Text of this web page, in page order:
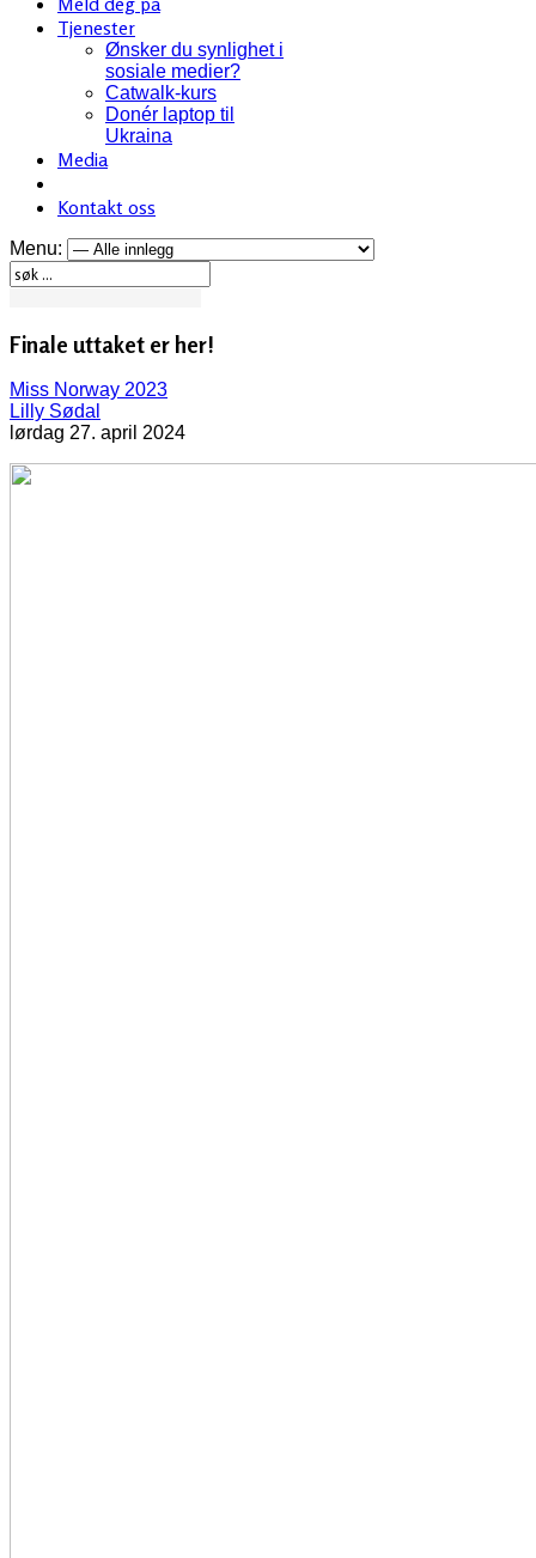
Tjenester
Ønsker du synlighet i
sosiale medier?
Catwalk-kurs
Donér laptop til
Ukraina
Media
Kontakt oss
Menu:
Finale uttaket er her!
Miss Norway 2023
Lilly Sødal
lørdag 27. april 2024